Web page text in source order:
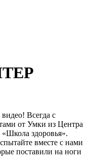
Всегда с
от Умки из Центра
здоровья».
вместе с нами
поставили на ноги